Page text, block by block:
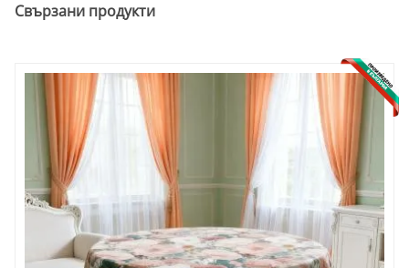
Свързани продукти